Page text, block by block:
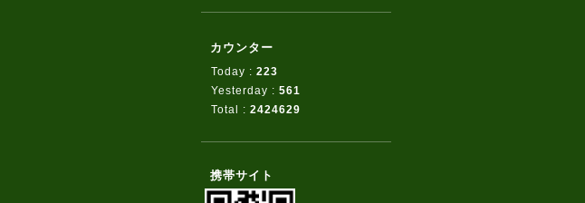
カウンター
Today : 223
Yesterday : 561
Total : 2424629
携帯サイト